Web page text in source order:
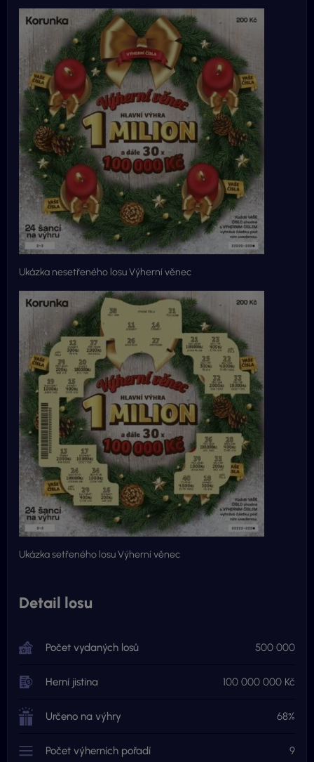
Ukázka nesetřeného losu Výherní věnec
Ukázka setřeného losu Výherní věnec
Detail losu
Počet vydaných losů 500 000
Herní jistina 100 000 000 Kč
Určeno na výhry 68%
Počet výherních pořadí 9